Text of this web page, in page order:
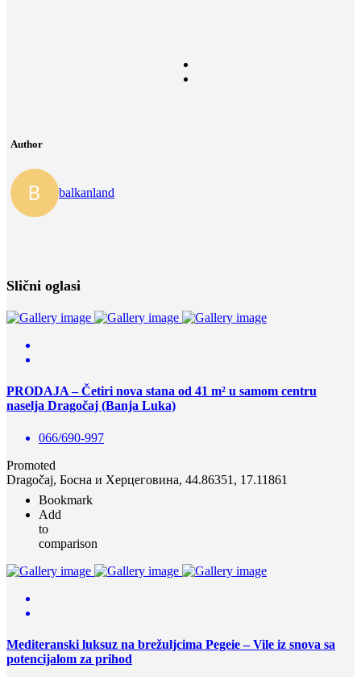
Author
balkanland
Slični oglasi
PRODAJA – Četiri nova stana od 41 m² u samom centru
naselja Dragočaj (Banja Luka)
066/690-997
Promoted
Dragočaj, Босна и Херцеговина, 44.86351, 17.11861
Bookmark
Add
to
comparison
Mediteranski luksuz na brežuljcima Pegeie – Vile iz snova sa
potencijalom za prihod